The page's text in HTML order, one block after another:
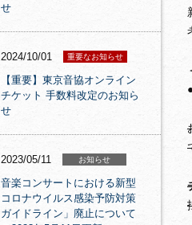
せ
2024/10/01 重要なお知らせ
【重要】東京音協オンライン
チケット 手数料改定のお知ら
せ
2023/05/11 お知らせ
音楽コンサートにおける新型
コロナウイルス感染予防対策
ガイドライン」廃止について